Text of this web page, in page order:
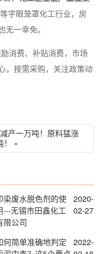
字眼笼罩化工行业，房
一幸免。
消费、补贴消费，市场
，按需采购，关注政策动
产一万吨！原料猛涨
！ »
染废水脱色剂的使
---无锡市田鑫化工
限公司
2020-
02-27
何简单准确地判定
2022-